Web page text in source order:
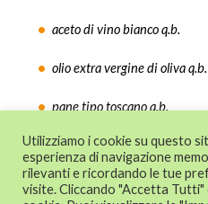
aceto di vino bianco q.b.
olio extra vergine di oliva q.b.
pane tipo toscano q.b.
© 2024 CAT - Centro di
Utilizziamo i cookie su questo
esperienza di navigazione
rilevanti e ricordando le tue
visite. Cliccando "Accetta